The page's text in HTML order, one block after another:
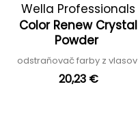
Wella Professionals
Color Renew Crystal
Powder
odstraňovač farby z vlasov
20,23 €